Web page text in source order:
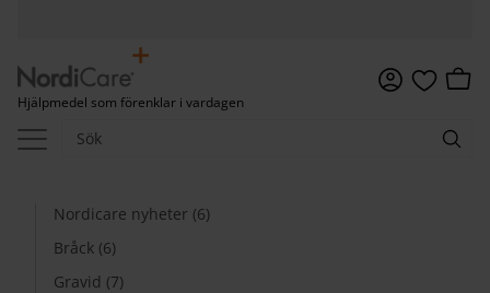
Hjälpmedel som förenklar i vardagen
Favoriter
Nordicare nyheter (6)
Bråck (6)
Gravid (7)